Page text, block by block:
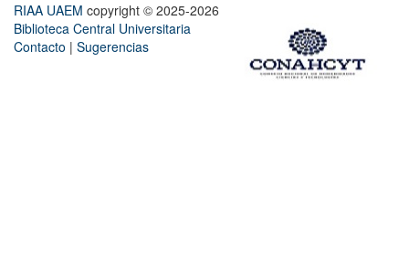
RIAA UAEM copyright © 2025-2026
Biblioteca Central Universitaria
Contacto | Sugerencias